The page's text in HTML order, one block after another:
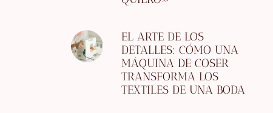
EL ARTE DE LOS
DETALLES: CÓMO UNA
MÁQUINA DE COSER
TRANSFORMA LOS
TEXTILES DE UNA BODA